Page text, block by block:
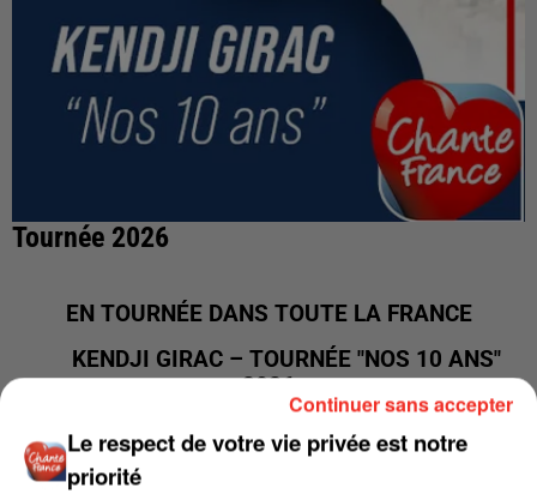
Tournée 2026
EN TOURNÉE DANS TOUTE LA FRANCE
KENDJI GIRAC – TOURNÉE "NOS 10 ANS"
2026
DÉCOUVREZ TOUTES LES DATES DE LA TOURNÉE
2026 DE KENDJI GIRAC ET RÉSERVEZ VOS
PLACES DE CONCERT POUR L'UNE DES DATES DE
Le respect de votre vie privée est notre
priorité
Continuer sans accepter